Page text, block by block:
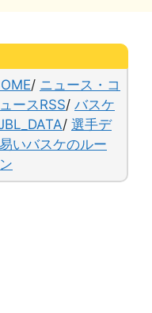
n
k
/ ニュース・コ
ースRSS/ バスケ
/ 選手デ
いバスケのルー